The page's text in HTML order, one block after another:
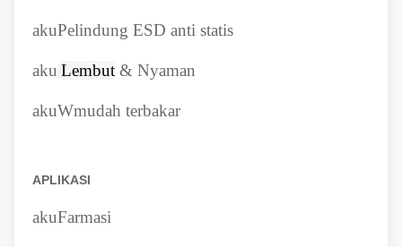
akuPelindung ESD anti statis
aku Lembut & Nyaman
akuWmudah terbakar
APLIKASI
akuFarmasi